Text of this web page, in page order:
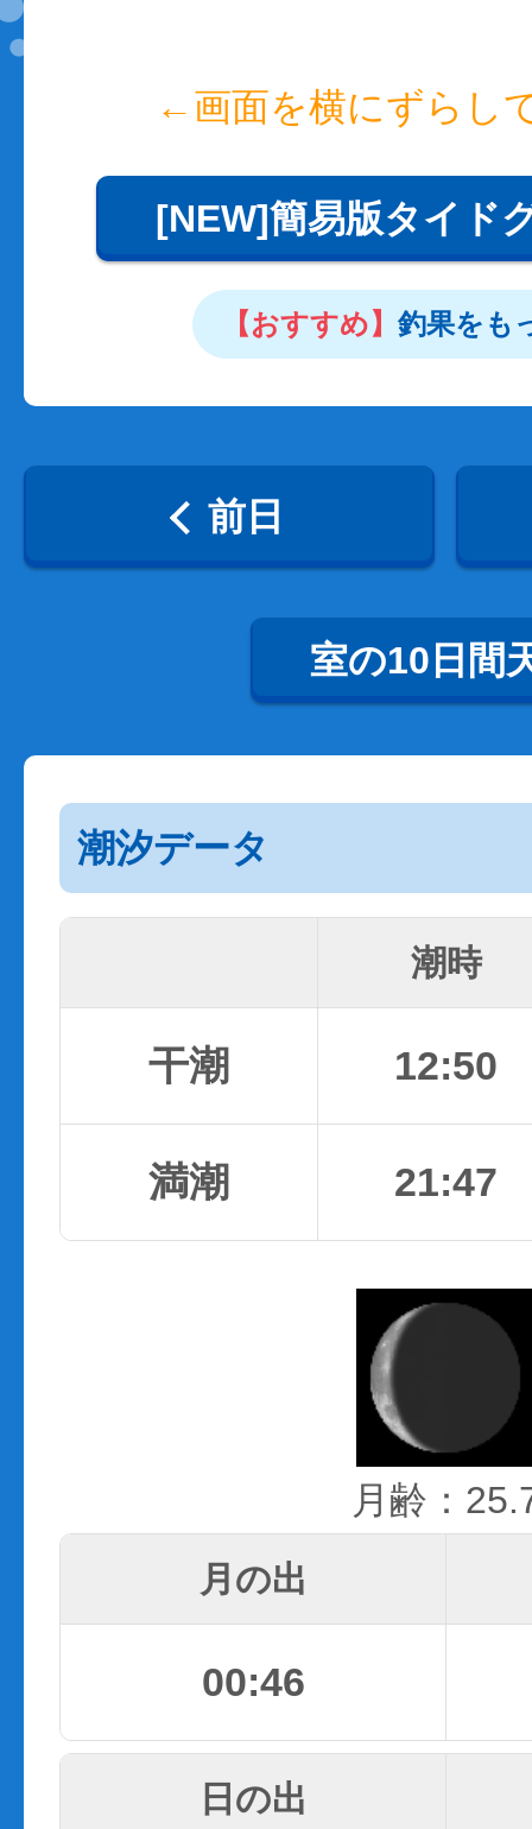
←画面を横にずらし
[NEW]簡易版タイド
【おすすめ】 釣果をも
前日
室の10日間
潮汐データ
潮時
干潮 12:50
満潮 21:47
月齢：
月の出
00:46
日の出